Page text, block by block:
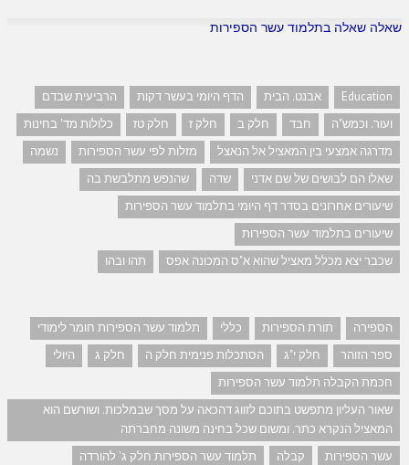
שאלה שאלה בתלמוד עשר הספירות
Education אבנט. הבית הדף היומי בעשר דקות
הרביעית שבדם
ועור. וכמש"ה
חבד חלק ב חלק ז חלק טז
כלולות מד' בחינות
מדרגה אמצעי בין המאציל אל הנאצל
מזלות לפי עשר הספירות
נשמה
שאלו הם לבושים של שם אדני
שדה
שהנפש מתלבשת בה
שיעורים אחרונים בסדר דף היומי בתלמוד עשר הספירות
שיעורים בתלמוד עשר הספירות
שכבר יצא מכלל מאציל שהוא א"ס המכונה אפס
תהו ובהו
הספירה תורת הספירות כללי
תלמוד עשר הספירות חומר לימודי
ספר הזוהר
חלק י"ג הסתכלות פנימית חלק ה חלק ג
היולי
חכמת הקבלה תלמוד עשר הספירות
שאור העליון מתפשט בתוכם לזווג דהכאה על מסך שבמלכות. ושורשם הוא
המאציל הנקרא כתר. ומשום שכל בחינה משונה מחברתה
עשר הספירות
קבלה
תלמוד עשר הספירות חלק ג' להורדה